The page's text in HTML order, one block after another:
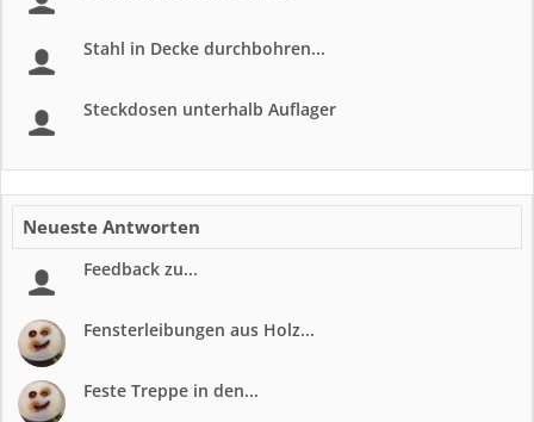
Stahl in Decke durchbohren...
Steckdosen unterhalb Auflager
Neueste Antworten
Feedback zu...
Fensterleibungen aus Holz...
Feste Treppe in den...